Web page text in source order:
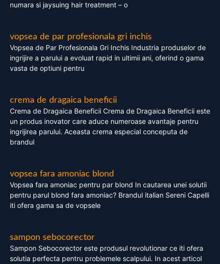
numara si jaysuing hair treatment – o
vopsea de par profesionala gri inchis
Vopsea de Par Profesionala Gri Inchis Industria produselor de
ingrijire a parului a evoluat rapid in ultimii ani, oferind o gama
vasta de optiuni pentru
crema de dragaica beneficii
Crema de Dragaica Beneficii Crema de Dragaica Beneficii este
un produs inovator care aduce numeroase avantaje pentru
ingrijirea parului. Aceasta crema especial conceputa de
brandul
vopsea fara amoniac blond
Vopsea fara amoniac pentru par blond In cautarea unei solutii
pentru parul blond fara amoniac? Brandul italian Sereni Capelli
iti ofera gama sa de vopsele
sampon sebocorector
Sampon Sebocorector este produsul revolutionar ce iti ofera
solutia perfecta pentru problemele scalpului. In acest articol